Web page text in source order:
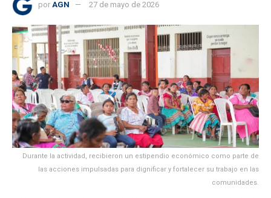
por AGN 27 de mayo de 2026
Durante la actividad, recibieron un estipendio económico como parte de
las acciones impulsadas para dignificar y fortalecer su trabajo en las
comunidades.